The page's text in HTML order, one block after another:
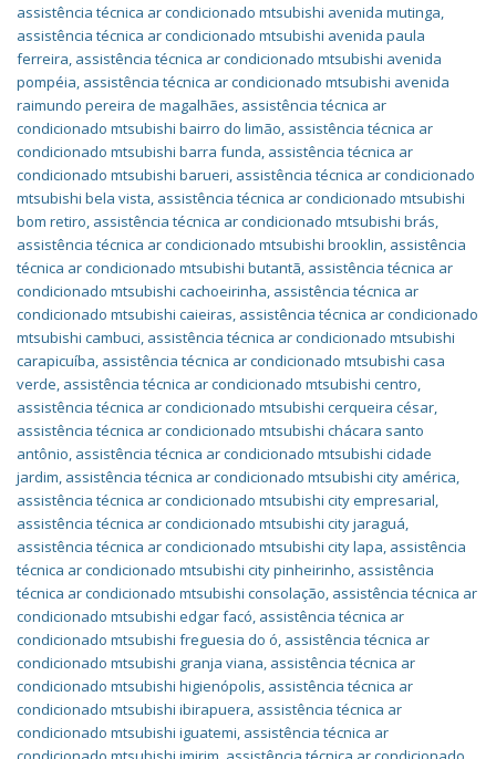
assistência técnica ar condicionado mtsubishi avenida mutinga,
assistência técnica ar condicionado mtsubishi avenida paula
ferreira, assistência técnica ar condicionado mtsubishi avenida
pompéia, assistência técnica ar condicionado mtsubishi avenida
raimundo pereira de magalhães, assistência técnica ar
condicionado mtsubishi bairro do limão, assistência técnica ar
condicionado mtsubishi barra funda, assistência técnica ar
condicionado mtsubishi barueri, assistência técnica ar condicionado
mtsubishi bela vista, assistência técnica ar condicionado mtsubishi
bom retiro, assistência técnica ar condicionado mtsubishi brás,
assistência técnica ar condicionado mtsubishi brooklin, assistência
técnica ar condicionado mtsubishi butantã, assistência técnica ar
condicionado mtsubishi cachoeirinha, assistência técnica ar
condicionado mtsubishi caieiras, assistência técnica ar condicionado
mtsubishi cambuci, assistência técnica ar condicionado mtsubishi
carapicuíba, assistência técnica ar condicionado mtsubishi casa
verde, assistência técnica ar condicionado mtsubishi centro,
assistência técnica ar condicionado mtsubishi cerqueira césar,
assistência técnica ar condicionado mtsubishi chácara santo
antônio, assistência técnica ar condicionado mtsubishi cidade
jardim, assistência técnica ar condicionado mtsubishi city américa,
assistência técnica ar condicionado mtsubishi city empresarial,
assistência técnica ar condicionado mtsubishi city jaraguá,
assistência técnica ar condicionado mtsubishi city lapa, assistência
técnica ar condicionado mtsubishi city pinheirinho, assistência
técnica ar condicionado mtsubishi consolação, assistência técnica ar
condicionado mtsubishi edgar facó, assistência técnica ar
condicionado mtsubishi freguesia do ó, assistência técnica ar
condicionado mtsubishi granja viana, assistência técnica ar
condicionado mtsubishi higienópolis, assistência técnica ar
condicionado mtsubishi ibirapuera, assistência técnica ar
condicionado mtsubishi iguatemi, assistência técnica ar